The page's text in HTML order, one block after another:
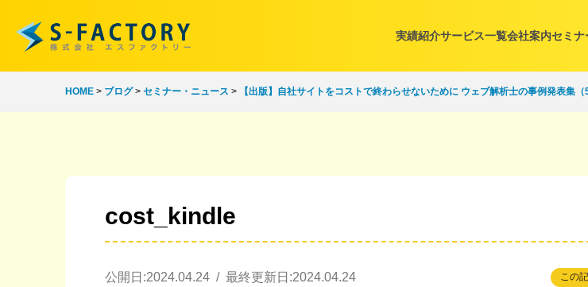
実績紹介サービス一覧会社案内セミナ
HOME > ブログ> セミナー・ニュース > 【出版】自社サイトをコストで終わらせないために ウェブ解析士の事例発表集（
cost_kindle
公開日:2024.04.24 / 最終更新日:2024.04.24 この